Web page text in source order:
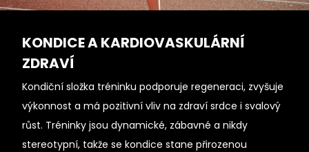
KONDICE A KARDIOVASKULÁRNÍ
ZDRAVÍ
Kondiční složka tréninku podporuje regeneraci, zvyšuje
výkonnost a má pozitivní vliv na zdraví srdce i svalový
růst. Tréninky jsou dynamické, zábavné a nikdy
stereotypní, takže se kondice stane přirozenou